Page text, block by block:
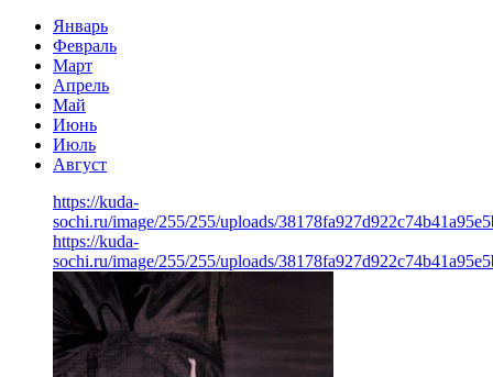
Январь
Февраль
Март
Апрель
Май
Июнь
Июль
Август
https://kuda-
sochi.ru/image/255/255/uploads/
https://kuda-
sochi.ru/image/255/255/uploads/